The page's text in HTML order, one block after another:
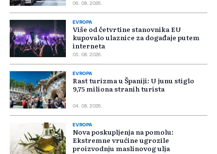
06. 08. 2026.
EVROPA
Više od četvrtine stanovnika EU
kupovalo ulaznice za događaje putem
interneta
05. 08. 2026.
EVROPA
Rast turizma u Španiji: U junu stiglo
9,75 miliona stranih turista
04. 08. 2026.
EVROPA
Nova poskupljenja na pomolu:
Ekstremne vrućine ugrozile
proizvodnju maslinovog ulja